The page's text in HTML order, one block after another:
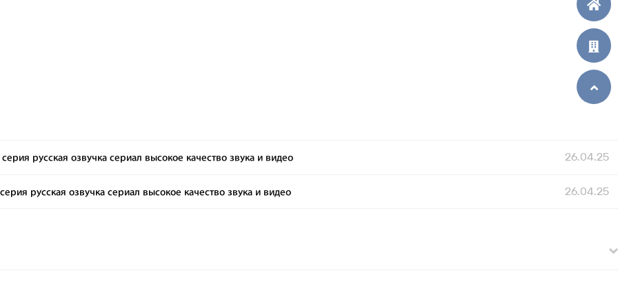
русская озвучка сериал высокое качество звука и видео 26.04.25
русская озвучка сериал высокое качество звука и видео 26.04.25